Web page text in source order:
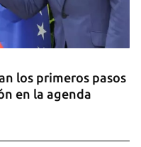
los primeros pasos
en la agenda